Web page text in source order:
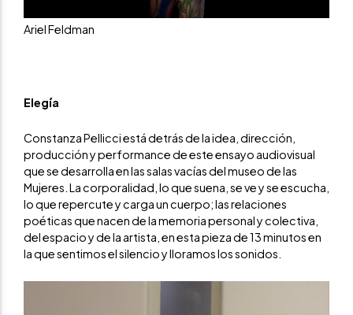
Ariel Feldman
Elegía
Constanza Pellicci está detrás de la idea, dirección,
producción y performance de este ensayo audiovisual
que se desarrolla en las salas vacías del museo de las
Mujeres. La corporalidad, lo que suena, se ve y se escucha,
lo que repercute y carga un cuerpo; las relaciones
poéticas que nacen de la memoria personal y colectiva,
del espacio y de la artista, en esta pieza de 13 minutos en
la que sentimos el silencio y lloramos los sonidos.